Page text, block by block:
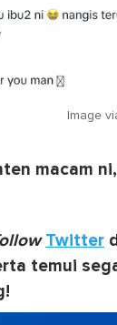
Image
macam
Twitter
temui